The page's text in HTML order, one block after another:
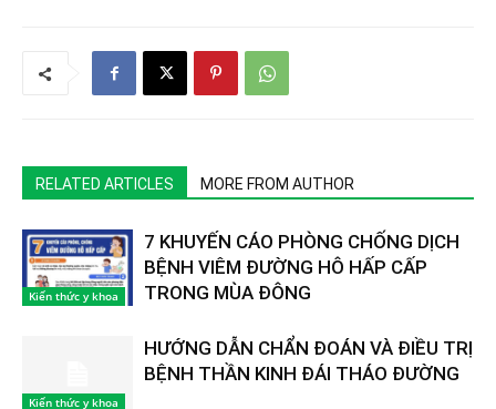
RELATED ARTICLES MORE FROM AUTHOR
Kiến thức y khoa
7 KHUYẾN CÁO PHÒNG CHỐNG DỊCH
BỆNH VIÊM ĐƯỜNG HÔ HẤP CẤP
TRONG MÙA ĐÔNG
Kiến thức y khoa
HƯỚNG DẪN CHẨN ĐOÁN VÀ ĐIỀU TRỊ
BỆNH THẦN KINH ĐÁI THÁO ĐƯỜNG